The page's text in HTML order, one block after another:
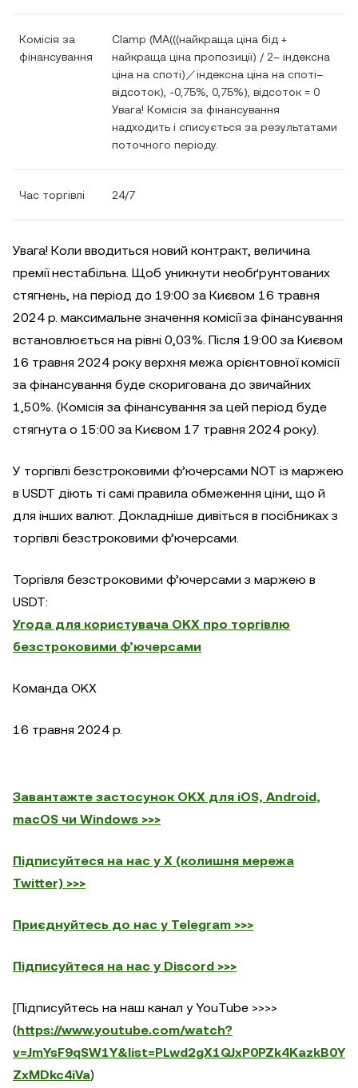
Комісія за
фінансування
Clamp (MA(((найкраща ціна бід +
найкраща ціна пропозиції) / 2– індексна
ціна на споті)／індексна ціна на споті–
відсоток), -0,75%, 0,75%), відсоток = 0
Увага! Комісія за фінансування
надходить і списується за результатами
поточного періоду.
Час торгівлі 24/7
Увага! Коли вводиться новий контракт, величина
премії нестабільна. Щоб уникнути необґрунтованих
стягнень, на період до 19:00 за Києвом 16 травня
2024 р. максимальне значення комісії за фінансування
встановлюється на рівні 0,03%. Після 19:00 за Києвом
16 травня 2024 року верхня межа орієнтовної комісії
за фінансування буде скоригована до звичайних
1,50%. (Комісія за фінансування за цей період буде
стягнута о 15:00 за Києвом 17 травня 2024 року).
У торгівлі безстроковими ф’ючерсами NOT із маржею
в USDT діють ті самі правила обмеження ціни, що й
для інших валют. Докладніше дивіться в посібниках з
торгівлі безстроковими ф’ючерсами.
Торгівля безстроковими ф’ючерсами з маржею в
USDT:
Угода для користувача OKX про торгівлю
безстроковими ф’ючерсами
Команда OKX
16 травня 2024 р.
Завантажте застосунок OKX для iOS, Android,
macOS чи Windows >>>
Підписуйтеся на нас у X (колишня мережа
Twitter) >>>
Приєднуйтесь до нас у Telegram >>>
Підписуйтеся на нас у Discord >>>
[Підписуйтесь на наш канал у YouTube >>>>
(https://www.youtube.com/watch?
v=JmYsF9qSW1Y&list=PLwd2gX1QJxP0PZk4KazkB0Y
ZxMDkc4iVa)